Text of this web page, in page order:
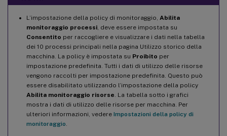
L’impostazione della policy di monitoraggio, Abilita
monitoraggio processi , deve essere impostata su
Consentito per raccogliere e visualizzare i dati nella tabella
dei 10 processi principali nella pagina Utilizzo storico della
macchina. La policy è impostata su Proibito per
impostazione predefinita. Tutti i dati di utilizzo delle risorse
vengono raccolti per impostazione predefinita. Questo può
essere disabilitato utilizzando l’impostazione della policy
Abilita monitoraggio risorse . La tabella sotto i grafici
mostra i dati di utilizzo delle risorse per macchina. Per
ulteriori informazioni, vedere Impostazioni della policy di
monitoraggio